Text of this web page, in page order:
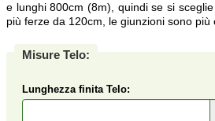
e lunghi 800cm (8m), quindi se si
più ferze da 120cm, le giunzioni sono
Misure Telo:
Lunghezza finita Telo: